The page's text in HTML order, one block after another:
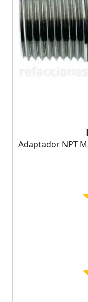
Adaptador NPT